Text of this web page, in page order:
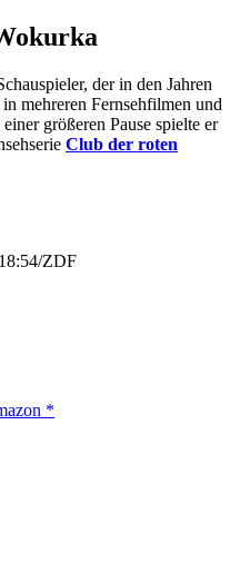
der in den Jahren
mehreren Fernsehfilmen und
größeren Pause spielte er
Club der roten
/ZDF
*